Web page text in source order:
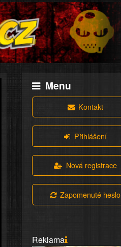
Menu
Kontakt
Přihlášení
Nová registrace
Zapomenuté heslo
Reklama